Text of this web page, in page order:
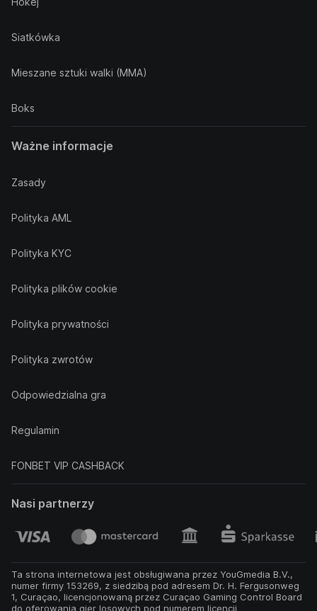
Siatkówka
Mieszane sztuki walki (MMA)
Boks
Ważne informacje
Zasady
Polityka AML
Polityka KYC
Polityka plików cookie
Polityka prywatności
Polityka zwrotów
Odpowiedzialna gra
Regulamin
FONBET VIP CASHBACK
Nasi partnerzy
Ta strona internetowa jest obsługiwana przez YouGmedia B.V.,
numer firmy 153269, z siedzibą pod adresem Dr. H. Fergusonweg
1, Curaçao, licencjonowaną przez Curaçao Gaming Control Board
do oferowania gier losowych pod numerem licencji